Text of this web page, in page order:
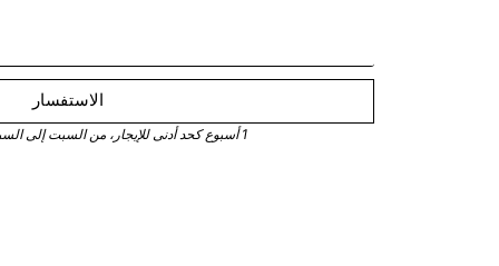
الاستفسار
1 أسبوع كحد أدنى للإيجار، من السبت إلى السبت في موسم الذروة